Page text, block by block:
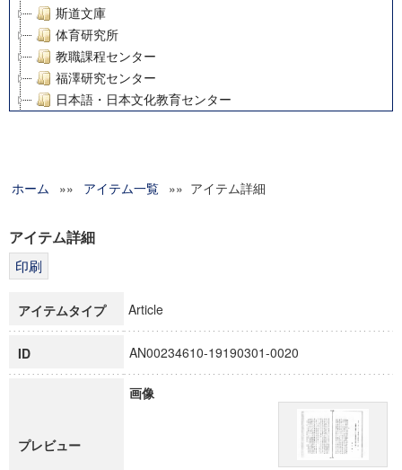
斯道文庫
体育研究所
教職課程センター
福澤研究センター
日本語・日本文化教育センター
グローバルリサーチインスティテュート
科学研究費補助金研究成果報告書
博士課程教育リーディングプログラム「超成熟社会発展のサ
ホーム »» アイテム一覧 »» アイテム詳細
アイテム詳細
アイテムタイプ Article
ID AN00234610-19190301-0020
プレビュー
画像